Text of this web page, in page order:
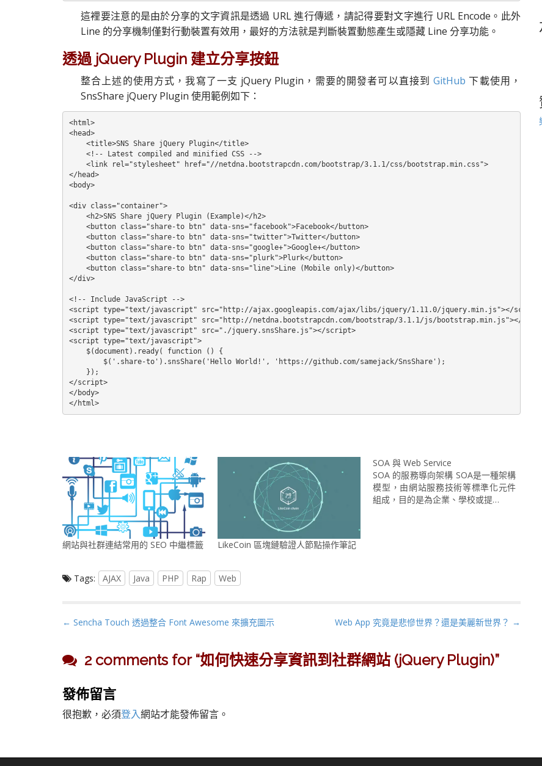
這裡要注意的是由於分享的文字資訊是透過 URL 進行傳遞，請記得要對文字進行 URL Encode。此外
Line 的分享機制僅對行動裝置有效用，最好的方法就是判斷裝置動態產生或隱藏 Line 分享功能。
透過 jQuery Plugin 建立分享按鈕
整合上述的使用方式，我寫了一支 jQuery Plugin，需要的開發者可以直接到GitHub 下載使用，
SnsShare jQuery Plugin 使用範例如下：
<html>
<head>
    <title>SNS Share jQuery Plugin</title>
    <!-- Latest compiled and minified CSS -->
    <link rel="stylesheet" href="//netdna.bootstrapcdn.com/bootstrap/3.1.1/css/bootstrap.min.css">
</head>
<body>
<div class="container">
    <h2>SNS Share jQuery Plugin (Example)</h2>
    <button class="share-to btn" data-sns="facebook">Facebook</button>
    <button class="share-to btn" data-sns="twitter">Twitter</button>
    <button class="share-to btn" data-sns="google+">Google+</button>
    <button class="share-to btn" data-sns="plurk">Plurk</button>
    <button class="share-to btn" data-sns="line">Line (Mobile only)</button>
</div>
<!-- Include JavaScript -->
<script type="text/javascript" src="http://ajax.googleapis.com/ajax/libs/jquery/1.11.0/jquery.min.js"></script>
<script type="text/javascript" src="http://netdna.bootstrapcdn.com/bootstrap/3.1.1/js/bootstrap.min.js"></
<script type="text/javascript" src="./jquery.snsShare.js"></script>
<script type="text/javascript">
    $(document).ready( function () {
        $('.share-to').snsShare('Hello World!', 'https://github.com/samejack/SnsShare');
    });
</script>
</body>
</html>
網站與社群連結常用的 SEO 中繼標籤 LikeCoin 區塊鏈驗證人節點操作筆記
SOA 與 Web Service
SOA 的服務導向架構 SOA是一種架構
模型，由網站服務技術等標準化元件
組成，目的是為企業、學校或提…
Tags: AJAX Java PHP Rap Web
P
s
t
a
v
a
← Sencha Touch 透過整合 Font Awesome 來擴充圖示 Web App 究竟是悲慘世界？還是美麗新世界？ →
2 comments for “如何快速分享資訊到社群網站 (jQuery Plugin)”
發佈留言
很抱歉，必須登入網站才能發佈留言。